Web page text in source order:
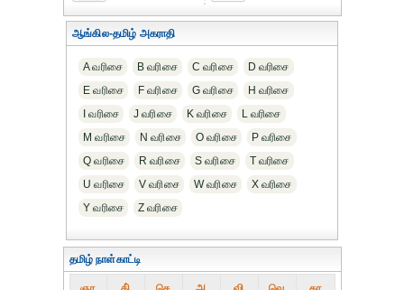
ஆங்கில-தமிழ் அகராதி
A வரிசை B வரிசை C வரிசை
D வரிசை
E வரிசை
F வரிசை G வரிசை
H வரிசை
I வரிசை
J வரிசை K வரிசை
L வரிசை
M வரிசை
N வரிசை O வரிசை
P வரிசை
Q வரிசை
R வரிசை S வரிசை
T வரிசை
U வரிசை
V வரிசை W வரிசை
X வரிசை
Y வரிசை
Z வரிசை
தமிழ் நாள்காட்டி